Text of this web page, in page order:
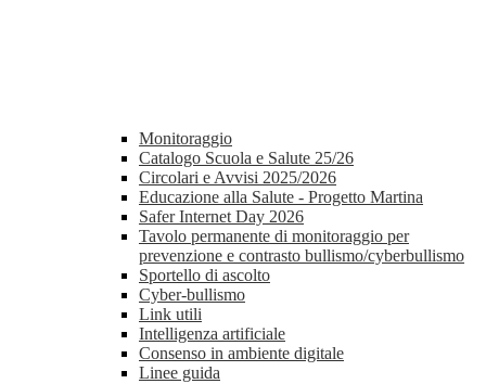
Monitoraggio
Catalogo Scuola e Salute 25/26
Circolari e Avvisi 2025/2026
Educazione alla Salute - Progetto Martina
Safer Internet Day 2026
Tavolo permanente di monitoraggio per
prevenzione e contrasto bullismo/cyberbullismo
Sportello di ascolto
Cyber-bullismo
Link utili
Intelligenza artificiale
Consenso in ambiente digitale
Linee guida